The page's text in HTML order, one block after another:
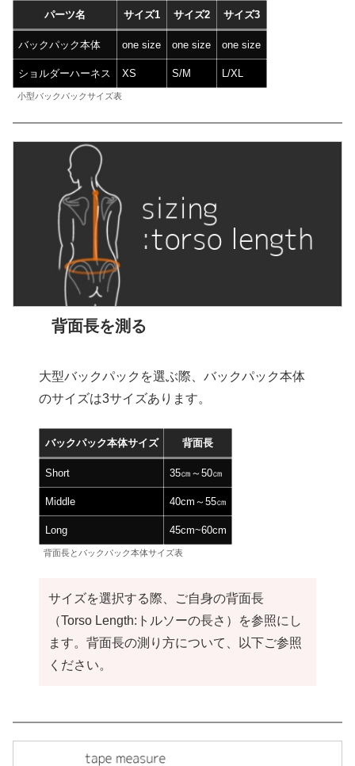
パーツ名 サイズ1 サイズ2 サイズ3
バックパック本体 one size one size one size
ショルダーハーネス XS S/M L/XL
小型バックパックサイズ表
背面長を測る
大型バックパックを選ぶ際、バックパック本体
のサイズは3サイズあります。
バックパック本体サイズ 背面長
Short 35㎝～50㎝
Middle 40cm～55㎝
Long 45cm~60cm
背面長とバックパック本体サイズ表
サイズを選択する際、ご自身の背面長
（Torso Length:トルソーの長さ）を参照にし
ます。背面長の測り方について、以下ご参照
ください。